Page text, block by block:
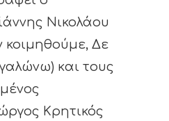
Νικολάου
Δε
και τους
Κρητικός